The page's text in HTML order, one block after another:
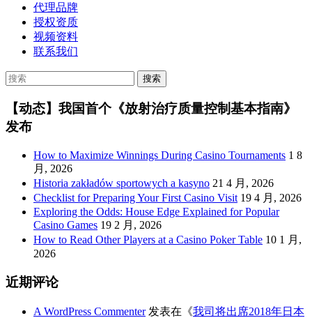
代理品牌
授权资质
视频资料
联系我们
【动态】我国首个《放射治疗质量控制基本指南》
发布
How to Maximize Winnings During Casino Tournaments 1 8
月, 2026
Historia zakładów sportowych a kasyno 21 4 月, 2026
Checklist for Preparing Your First Casino Visit 19 4 月, 2026
Exploring the Odds: House Edge Explained for Popular
Casino Games 19 2 月, 2026
How to Read Other Players at a Casino Poker Table 10 1 月,
2026
近期评论
A WordPress Commenter发表在《我司将出席2018年日本